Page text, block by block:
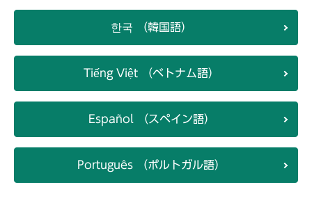
한국 （韓国語）
Tiếng Việt （ベトナム語）
Español （スペイン語）
Português （ポルトガル語）